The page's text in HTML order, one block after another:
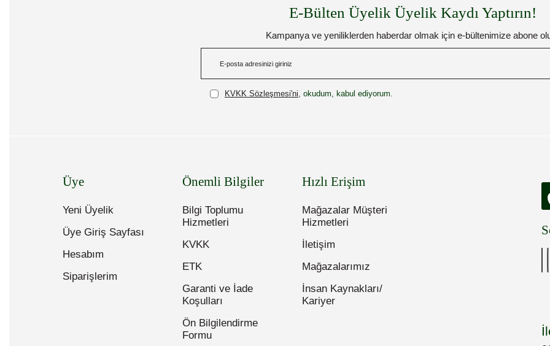
E-Bülten Üyelik Üyelik Kaydı Yaptırın!
Kampanya ve yeniliklerden haberdar olmak için e-bültenimize abone
KVKK Sözleşmesi'ni , okudum, kabul ediyorum.
Üye
Yeni Üyelik
Üye Giriş Sayfası
Hesabım
Siparişlerim
Önemli Bilgiler
Bilgi Toplumu
Hizmetleri
KVKK
ETK
Garanti ve İade
Koşulları
Ön Bilgilendirme
Formu
Hızlı Erişim
Mağazalar Müşteri
Hizmetleri
İletişim
Mağazalarımız
İnsan Kaynakları/
Kariyer